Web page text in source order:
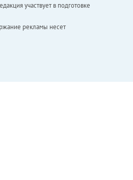
участвует в подготовке
рекламы несет